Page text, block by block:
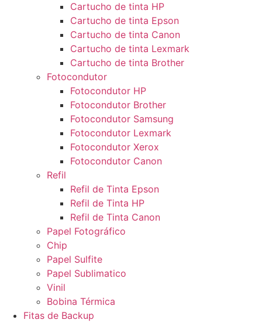
Cartucho de tinta HP
Cartucho de tinta Epson
Cartucho de tinta Canon
Cartucho de tinta Lexmark
Cartucho de tinta Brother
Fotocondutor
Fotocondutor HP
Fotocondutor Brother
Fotocondutor Samsung
Fotocondutor Lexmark
Fotocondutor Xerox
Fotocondutor Canon
Refil
Refil de Tinta Epson
Refil de Tinta HP
Refil de Tinta Canon
Papel Fotográfico
Chip
Papel Sulfite
Papel Sublimatico
Vinil
Bobina Térmica
Fitas de Backup